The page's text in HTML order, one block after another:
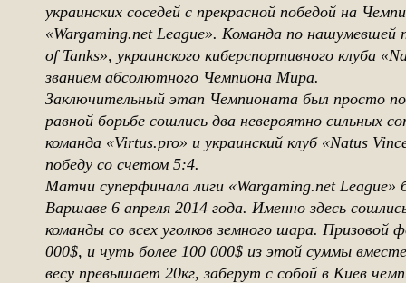
украинских соседей с прекрасной победой на
«Wargaming.net League». Команда по нашумевшей
of Tanks», украинского киберспортивного клуба
званием абсолютного Чемпиона Мира.
Заключительный этап Чемпионата был просто
равной борьбе сошлись два невероятно сильных
команда «Virtus.pro» и украинский клуб «Natus
победу со счетом 5:4.
Матчи суперфинала лиги «Wargaming.net League»
Варшаве 6 апреля 2014 года. Именно здесь
команды со всех уголков земного шара. Призовой
000$, и чуть более 100 000$ из этой суммы
весу превышает 20кг, заберут с собой в Киев